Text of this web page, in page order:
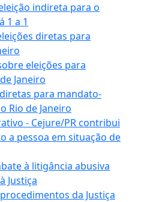
indireta para o
1 a 1
diretas para
eleições para
Janeiro
para mandato-
Rio de Janeiro
- Cejure/PR contribui
a pessoa em situação de
à litigância abusiva
Justiça
da Justiça